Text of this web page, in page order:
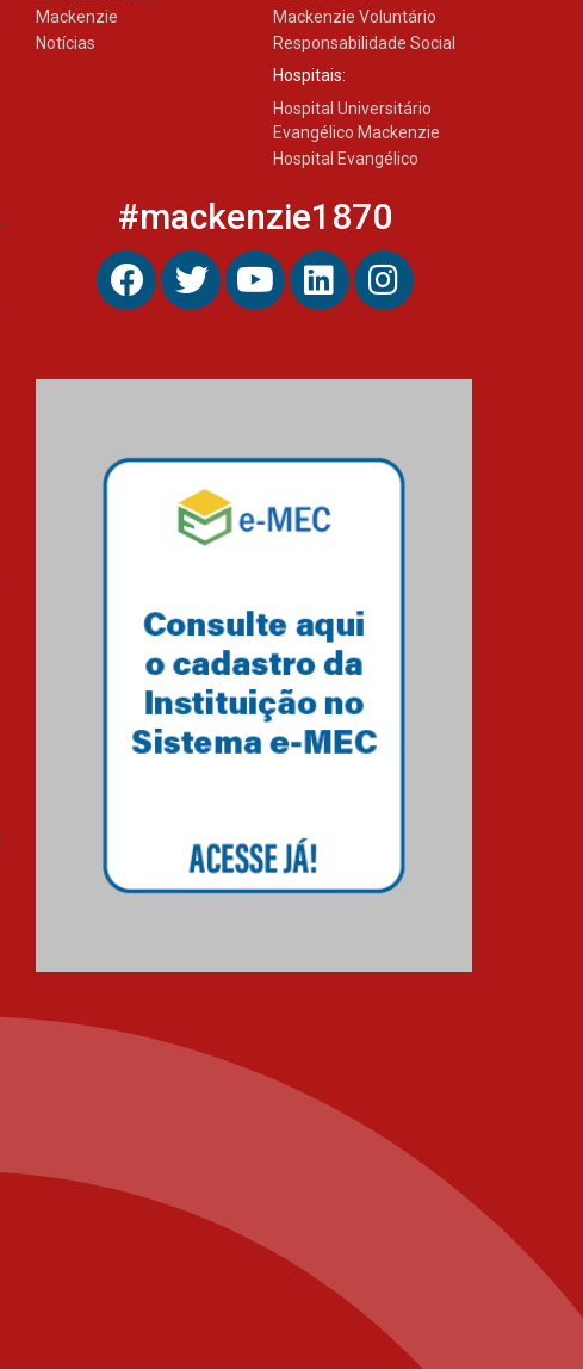
Mackenzie
Notícias
Mackenzie Voluntário
Responsabilidade Social
Hospitais:
Hospital Universitário
Evangélico Mackenzie
Hospital Evangélico
#mackenzie1870